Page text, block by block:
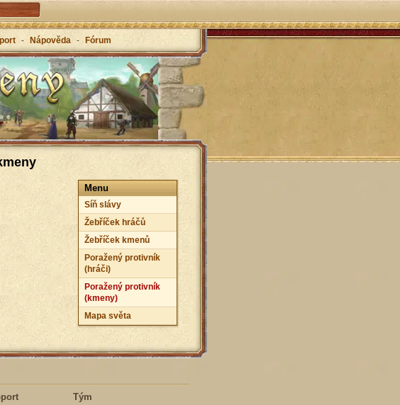
- Nápověda - Fórum
Menu
Síň slávy
Žebříček hráčů
Žebříček kmenů
Poražený protivník
(hráči)
Poražený protivník
(kmeny)
Mapa světa
Tým